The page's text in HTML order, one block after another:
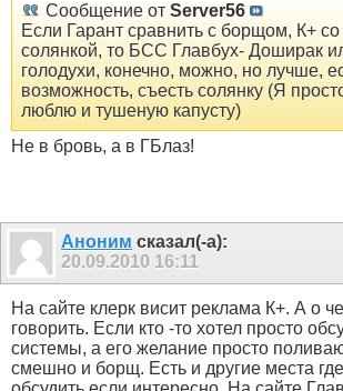
Сообщение от Server56
Если Гарант сравнить с борщом, К+
солянкой, то БСС Главбух- Доширак
голодухи, конечно, можно, но лучше,
возможность, съесть солянку (Я
люблю и тушеную капусту)
Не в бровь, а в ГБлаз!
Аноним сказал(-а):
20.09.2010 16:11
На сайте клерк висит реклама К+. А о
говорить. Если кто -то хотел просто
системы, а его желание просто
смешно и борщ. Есть и другие места